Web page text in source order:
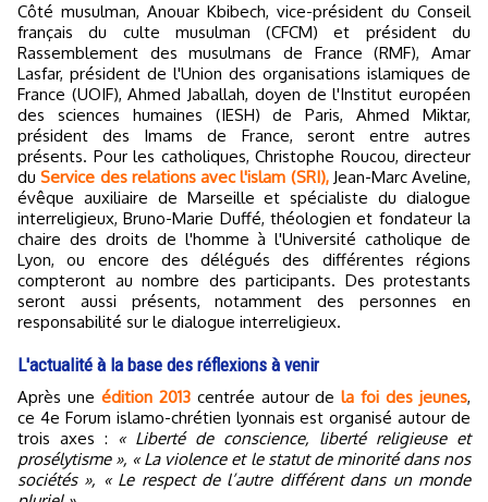
Côté musulman, Anouar Kbibech, vice-président du Conseil
français du culte musulman (CFCM) et président du
Rassemblement des musulmans de France (RMF), Amar
Lasfar, président de l'Union des organisations islamiques de
France (UOIF), Ahmed Jaballah, doyen de l'Institut européen
des sciences humaines (IESH) de Paris, Ahmed Miktar,
président des Imams de France, seront entre autres
présents. Pour les catholiques, Christophe Roucou, directeur
duService des relations avec l'islam (SRI),Jean-Marc Aveline,
évêque auxiliaire de Marseille et spécialiste du dialogue
interreligieux, Bruno-Marie Duffé, théologien et fondateur la
chaire des droits de l'homme à l'Université catholique de
Lyon, ou encore des délégués des différentes régions
compteront au nombre des participants. Des protestants
seront aussi présents, notamment des personnes en
responsabilité sur le dialogue interreligieux.
L'actualité à la base des réflexions à venir
Après une édition 2013centrée autour dela foi des jeunes,
ce 4e Forum islamo-chrétien lyonnais est organisé autour de
trois axes :
« Liberté de conscience, liberté religieuse et
prosélytisme », « La violence et le statut de minorité dans nos
sociétés », « Le respect de l’autre différent dans un monde